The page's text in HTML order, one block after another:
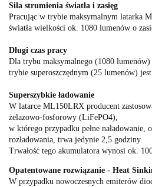
Siła strumienia światła i zasięg
Pracując w trybie maksymalnym latarka
światła wielkości ok. 1080 lumenów o
Długi czas pracy
Dla trybu maksymalnego (1080
trybie superoszczędnym (25 lumenów)
Superszybkie ładowanie
W latarce ML150LRX producent
żelazowo-fosforowy (LiFePO4),
w którego przypadku pełne naładowanie,
rozładowania, trwa jedynie 2,5 godziny.
Trwałość tego akumulatora wynosi ok.
Opatentowane rozwiązanie - Heat
W przypadku nowoczesnych emiterów